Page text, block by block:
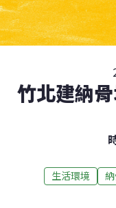
竹北建納
生活環境